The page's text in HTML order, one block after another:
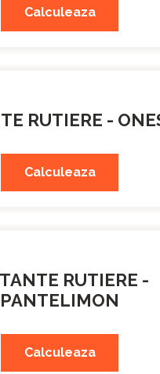
Calculeaza
RUTIERE -
Calculeaza
RUTIERE -
PANTELIMON
Calculeaza